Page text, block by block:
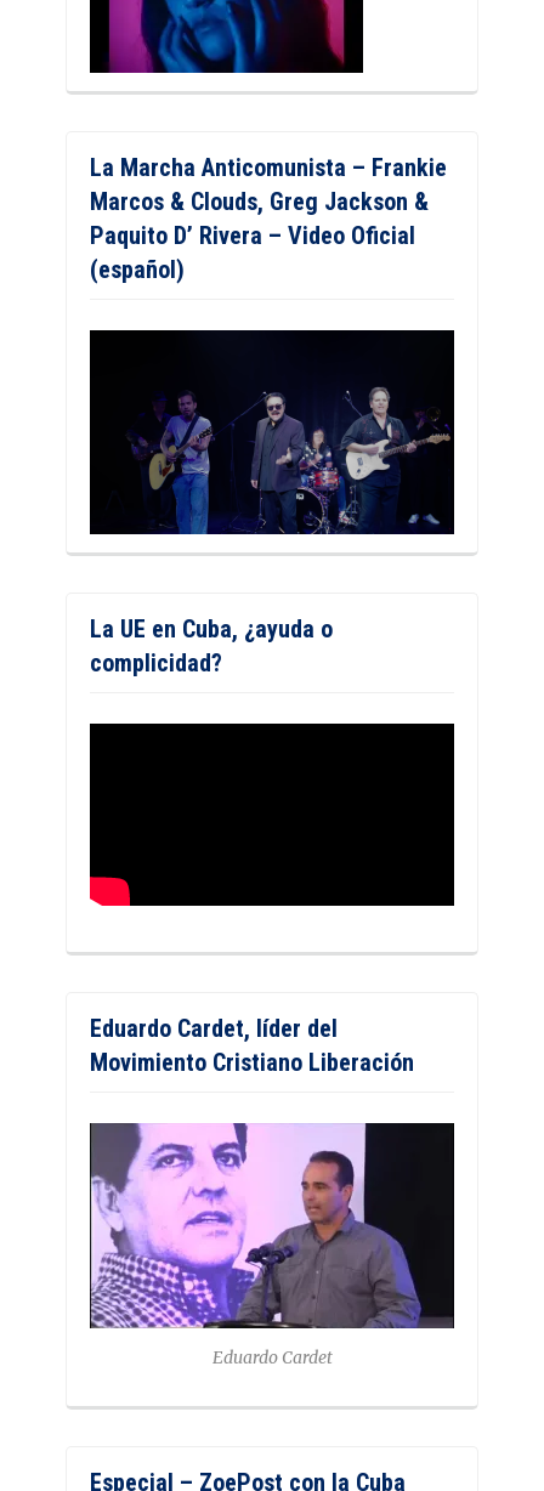
La Marcha Anticomunista – Frankie
Marcos & Clouds, Greg Jackson &
Paquito D’ Rivera – Video Oficial
(español)
La UE en Cuba, ¿ayuda o
complicidad?
Eduardo Cardet, líder del
Movimiento Cristiano Liberación
Eduardo Cardet
Especial – ZoePost con la Cuba